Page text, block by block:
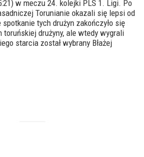
w meczu 24. kolejki PLS 1. Ligi. Po
Torunianie okazali się lepsi od
tych drużyn zakończyło się
drużyny, ale wtedy wygrali
starcia został wybrany Błażej